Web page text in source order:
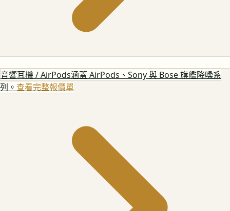
音響耳機 / AirPods涵蓋 AirPods、Sony 與 Bose 旗艦降噪系
列。 查看完整報價單